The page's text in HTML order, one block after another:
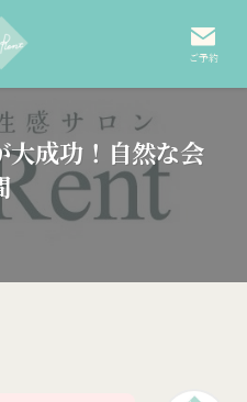
ご予約
大成功！自然な会